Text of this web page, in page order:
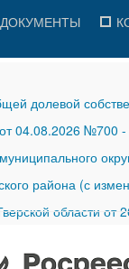
ДОКУМЕНТЫ
долевой
04.08.2026 №700 -
района (с
области